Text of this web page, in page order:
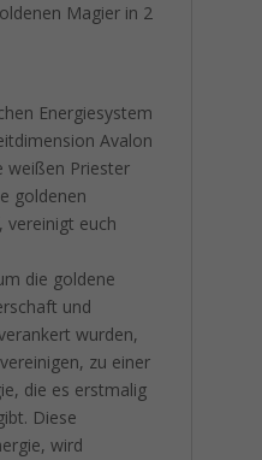
Magier in 2
Energiesystem
Avalon
weißen Priester
goldenen
vereinigt euch
die goldene
und
wurden,
zu einer
die es erstmalig
Diese
wird